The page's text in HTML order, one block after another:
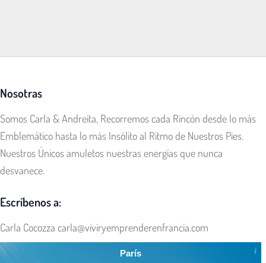
Nosotras
Somos Carla & Andreita, Recorremos cada Rincón desde lo más
Emblemático hasta lo más Insólito al Ritmo de Nuestros Pies.
Nuestros Únicos amuletos nuestras energías que nunca
desvanece.
Escríbenos a:
Carla Cocozza carla@viviryemprenderenfrancia.com
París